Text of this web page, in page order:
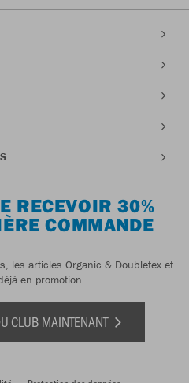
RECEVOIR 30%
COMMANDE
les articles Organic & Doubletex et
en promotion
CLUB MAINTENANT